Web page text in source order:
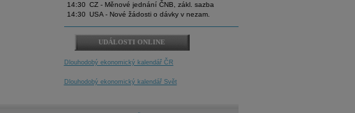
14:30 CZ - Měnové jednání ČNB, zákl. sazba
14:30 USA - Nové žádosti o dávky v nezam.
UDÁLOSTI ONLINE
Dlouhodobý ekonomický kalendář ČR
Dlouhodobý ekonomický kalendář Svět